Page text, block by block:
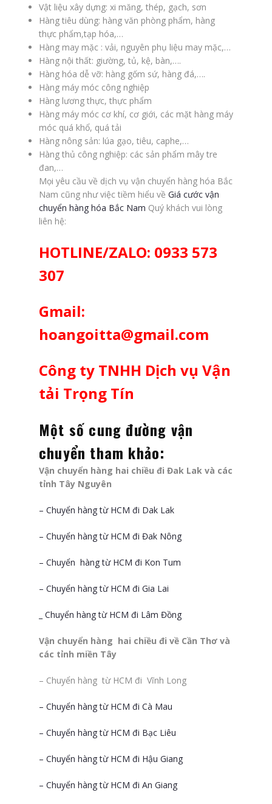
Vật liệu xây dựng: xi măng, thép, gạch, sơn
Hàng tiêu dùng: hàng văn phòng phẩm, hàng
thực phẩm,tạp hóa,…
Hàng may mặc : vải, nguyên phụ liệu may mặc,…
Hàng nội thất: giường, tủ, kệ, bàn,….
Hàng hóa dễ vỡ: hàng gốm sứ, hàng đá,….
Hàng máy móc công nghiệp
Hàng lương thực, thực phẩm
Hàng máy móc cơ khí, cơ giới, các mặt hàng máy
móc quá khổ, quá tải
Hàng nông sản: lúa gạo, tiêu, caphe,…
Hàng thủ công nghiệp: các sản phẩm mây tre
đan,…
Mọi yêu cầu về dịch vụ vận chuyển hàng hóa Bắc
Nam cũng như việc tiềm hiểu về Giá cước vận
chuyển hàng hóa Bắc Nam Quý khách vui lòng
liên hệ:
HOTLINE/ZALO: 0933 573
307
Gmail:
hoangoitta@gmail.com
Công ty TNHH Dịch vụ Vận
tải Trọng Tín
Một số cung đường vận
chuyển tham khảo:
Vận chuyển hàng hai chiều đi Đak Lak và các
tỉnh Tây Nguyên
– Chuyển hàng từ HCM đi Dak Lak
– Chuyển hàng từ HCM đi Đak Nông
– Chuyển hàng từ HCM đi Kon Tum
– Chuyển hàng từ HCM đi Gia Lai
_ Chuyển hàng từ HCM đi Lâm Đồng
Vận chuyển hàng hai chiều đi về Cần Thơ và
các tỉnh miền Tây
– Chuyển hàng từ HCM đi Vĩnh Long
– Chuyển hàng từ HCM đi Cà Mau
– Chuyển hàng từ HCM đi Bạc Liêu
– Chuyển hàng từ HCM đi Hậu Giang
– Chuyển hàng từ HCM đi An Giang